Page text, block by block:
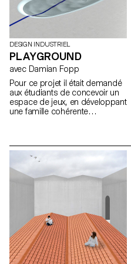
Nous mesurons le temps (de la
seconde à la vie entière), nous
mesurons le familier (longueur,
poids, volume) et l'inhabituel
(son, rayonnement, tension),
nous avons des systèmes de
mesure pour la vie quotidienne
et pour les experts. Pour cet
atelier, les étudiants du
Bachelor Design Industriel ont
développé des appareils de
mesure alternatifs.
DESIGN INDUSTRIEL
PLAYGROUND
avec Damian Fopp
Pour ce projet il était demandé
aux étudiants de concevoir un
espace de jeux, en développant
une famille cohérente
Les étudiants ont donc dû
rechercher, identifier,
sélectionner, analyser et
documenter un site afin qu’il